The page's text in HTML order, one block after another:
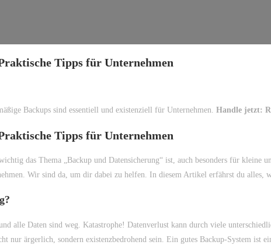
Tipps für Unternehmen
Backups sind essentiell und existenziell für Unternehmen. Handle jetzt:
Tipps für Unternehmen
das Thema „Backup und Datensicherung“ ist, auch besonders für kleine
Wir sind da, um dir dabei zu helfen. In diesem Artikel erfährst du alles,
alle Daten sind weg. Katastrophe! Datenverlust kann durch viele
nur ärgerlich, sondern existenzbedrohend sein. Ein gutes Backup-System ist